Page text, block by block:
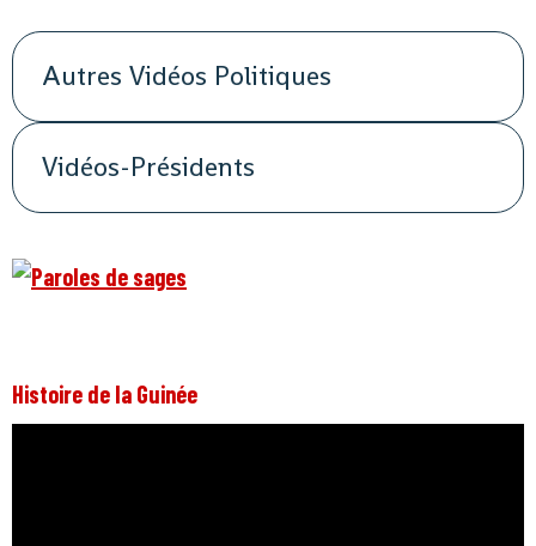
Autres Vidéos Politiques
Vidéos-Présidents
Histoire de la Guinée